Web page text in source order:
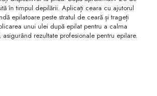
în timpul depilării. Aplicați ceara cu ajutorul
epilatoare peste stratul de ceară și trageți
unui ulei după epilat pentru a calma
rezultate profesionale pentru epilare.